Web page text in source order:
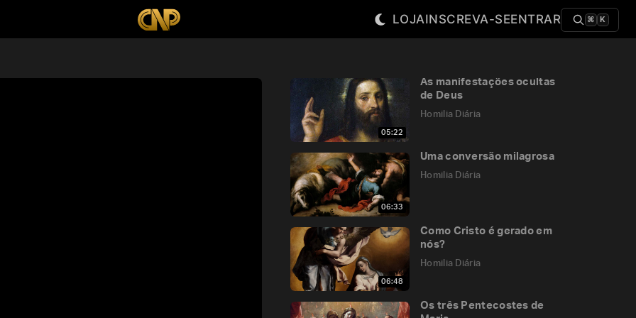
LOJAINSCREVA-SEENTRAR ⌘ K
05:22
As manifestações ocultas
de Deus
Homilia Diária
06:33
Uma conversão milagrosa
Homilia Diária
06:48
Como Cristo é gerado em
nós?
Homilia Diária
Os três Pentecostes de